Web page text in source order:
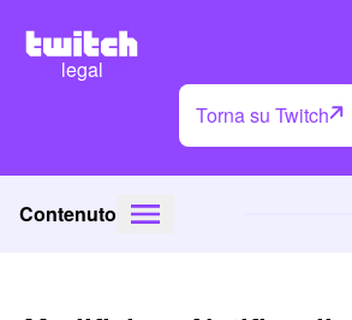
legal
Torna su Twitch
Contenuto